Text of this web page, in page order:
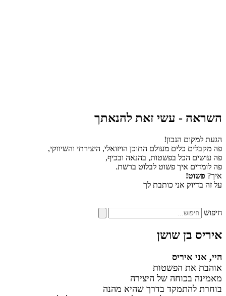
השראה - עשי זאת להנאתך
הגעת למקום הנכון!
פה מקבלים כלים מעולם התוכן הויזואלי, היצירתי והשיווקי,
פה עושים הכל בפשטות, בהנאה ובכיף,
פה לומדים איך פשוט לבלוט ברשת.
איך? פשוט!
על זה בדיוק אני כותבת לך
חיפוש
איריס בן שושן
היי, אני איריס
אוהבת את הפשטות
מאמינה בכוחה של היצירה
בוחרת להתמקד בדרך שהיא מהנה